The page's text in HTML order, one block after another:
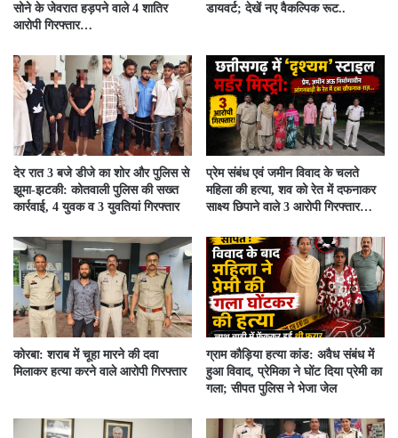
सोने के जेवरात हड़पने वाले 4 शातिर
आरोपी गिरफ्तार…
डायवर्ट; देखें नए वैकल्पिक रूट..
देर रात 3 बजे डीजे का शोर और पुलिस से
झूमा-झटकी: कोतवाली पुलिस की सख्त
कार्रवाई, 4 युवक व 3 युवतियां गिरफ्तार
प्रेम संबंध एवं जमीन विवाद के चलते
महिला की हत्या, शव को रेत में दफनाकर
साक्ष्य छिपाने वाले 3 आरोपी गिरफ्तार…
कोरबा: शराब में चूहा मारने की दवा
मिलाकर हत्या करने वाले आरोपी गिरफ्तार
ग्राम कौड़िया हत्या कांड: अवैध संबंध में
हुआ विवाद, प्रेमिका ने घोंट दिया प्रेमी का
गला; सीपत पुलिस ने भेजा जेल